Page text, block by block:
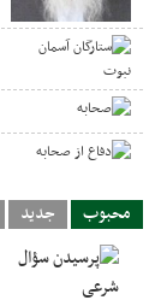
محبوب جدید